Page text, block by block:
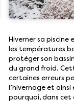
Hiverner sa
les températures
protéger son
du grand froid.
certaines erreurs
l’hivernage et
pourquoi, dans cet